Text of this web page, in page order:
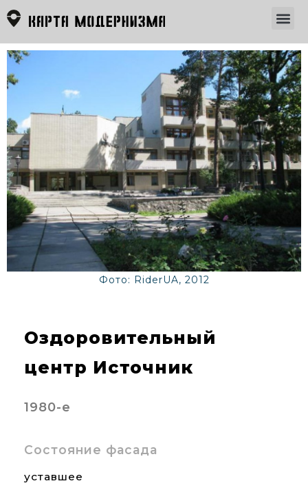
Фото: RiderUA, 2012
Оздоровительный
центр Источник
1980-е
Состояние фасада
уставшее